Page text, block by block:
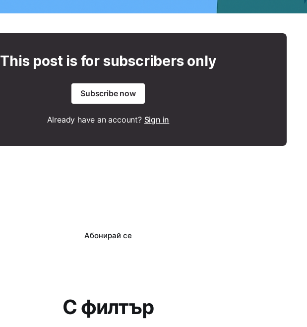
This post is for subscribers only
Subscribe now
Already have an account? Sign in
Абонирай се
С филтър